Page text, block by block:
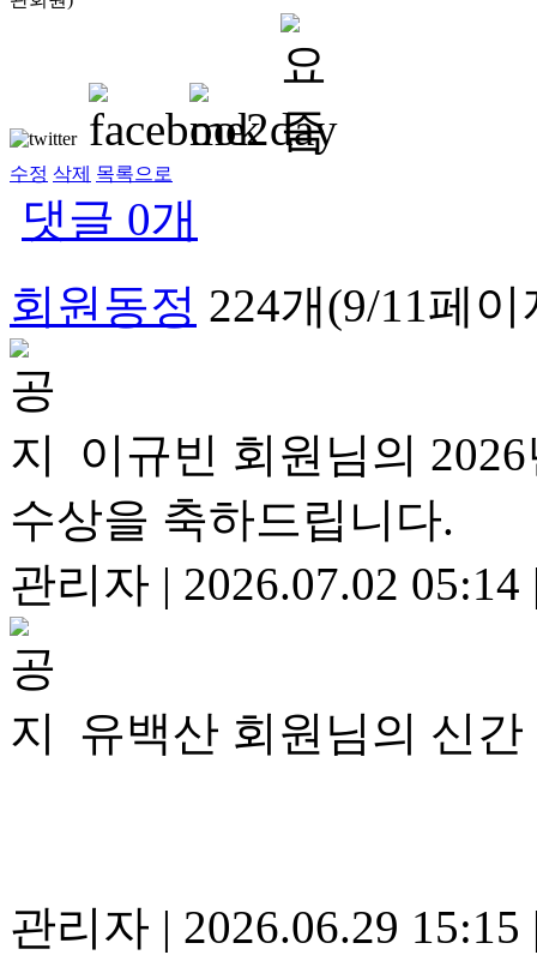
수정 삭제 목록으로
댓글 0개
회원동정 224개(9/11페이
이규빈 회원님의
수상을 축하드립니다.
관리자 | 2026.07.02 05:14
유백산 회원님의 신
관리자 | 2026.06.29 15:15